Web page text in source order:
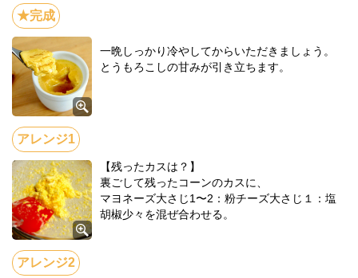
一晩しっかり冷やしてからいただきましょう。
とうもろこしの甘みが引き立ちます。
【残ったカスは？】
裏ごして残ったコーンのカスに、
マヨネーズ大さじ1〜2：粉チーズ大さじ１：塩
胡椒少々を混ぜ合わせる。